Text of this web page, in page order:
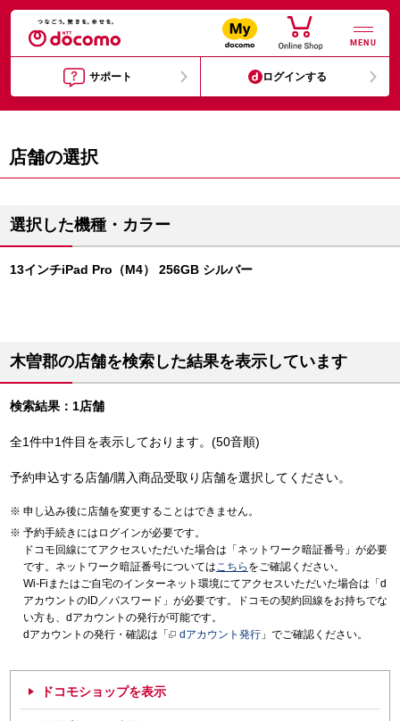
MENU
サポート ログインする
店舗の選択
選択した機種・カラー
13インチiPad Pro（M4） 256GB シルバー
木曽郡の店舗を検索した結果を表示しています
検索結果：1店舗
全1件中1件目を表示しております。(50音順)
予約申込する店舗/購入商品受取り店舗を選択してください。
申し込み後に店舗を変更することはできません。
予約手続きにはログインが必要です。
ドコモ回線にてアクセスいただいた場合は「ネットワーク暗証番号」が必要
です。ネットワーク暗証番号についてはこちら をご確認ください。
Wi-Fiまたはご自宅のインターネット環境にてアクセスいただいた場合は「d
アカウントのID／パスワード」が必要です。ドコモの契約回線をお持ちでな
い方も、dアカウントの発行が可能です。
dアカウントの発行・確認は「
dアカウント発行 」でご確認ください。
ドコモショップを表示